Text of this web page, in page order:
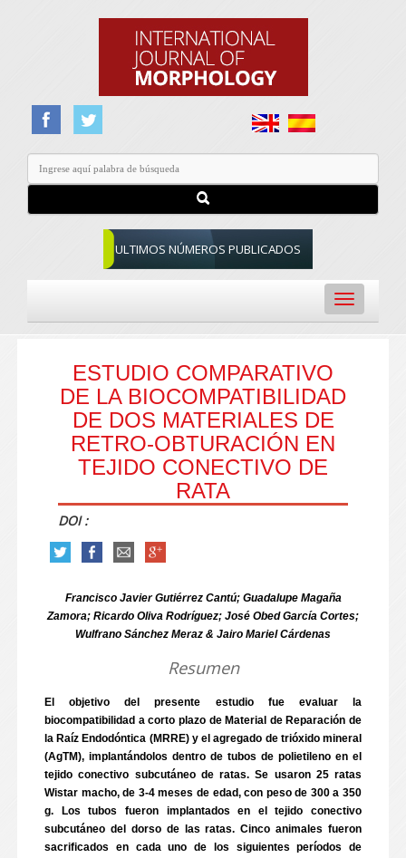
ULTIMOS NÚMEROS PUBLICADOS
Toggle
navigation
ESTUDIO COMPARATIVO
DE LA BIOCOMPATIBILIDAD
DE DOS MATERIALES DE
RETRO-OBTURACIÓN EN
TEJIDO CONECTIVO DE
RATA
DOI :
Francisco Javier Gutiérrez Cantú; Guadalupe Magaña
Zamora; Ricardo Oliva Rodríguez; José Obed García Cortes;
Wulfrano Sánchez Meraz & Jairo Mariel Cárdenas
Resumen
El objetivo del presente estudio fue evaluar la
biocompatibilidad a corto plazo de Material de Reparación de
la Raíz Endodóntica (MRRE) y el agregado de trióxido mineral
(AgTM), implantándolos dentro de tubos de polietileno en el
tejido conectivo subcutáneo de ratas. Se usaron 25 ratas
Wistar macho, de 3-4 meses de edad, con peso de 300 a 350
g. Los tubos fueron implantados en el tejido conectivo
subcutáneo del dorso de las ratas. Cinco animales fueron
sacrificados en cada uno de los siguientes períodos de